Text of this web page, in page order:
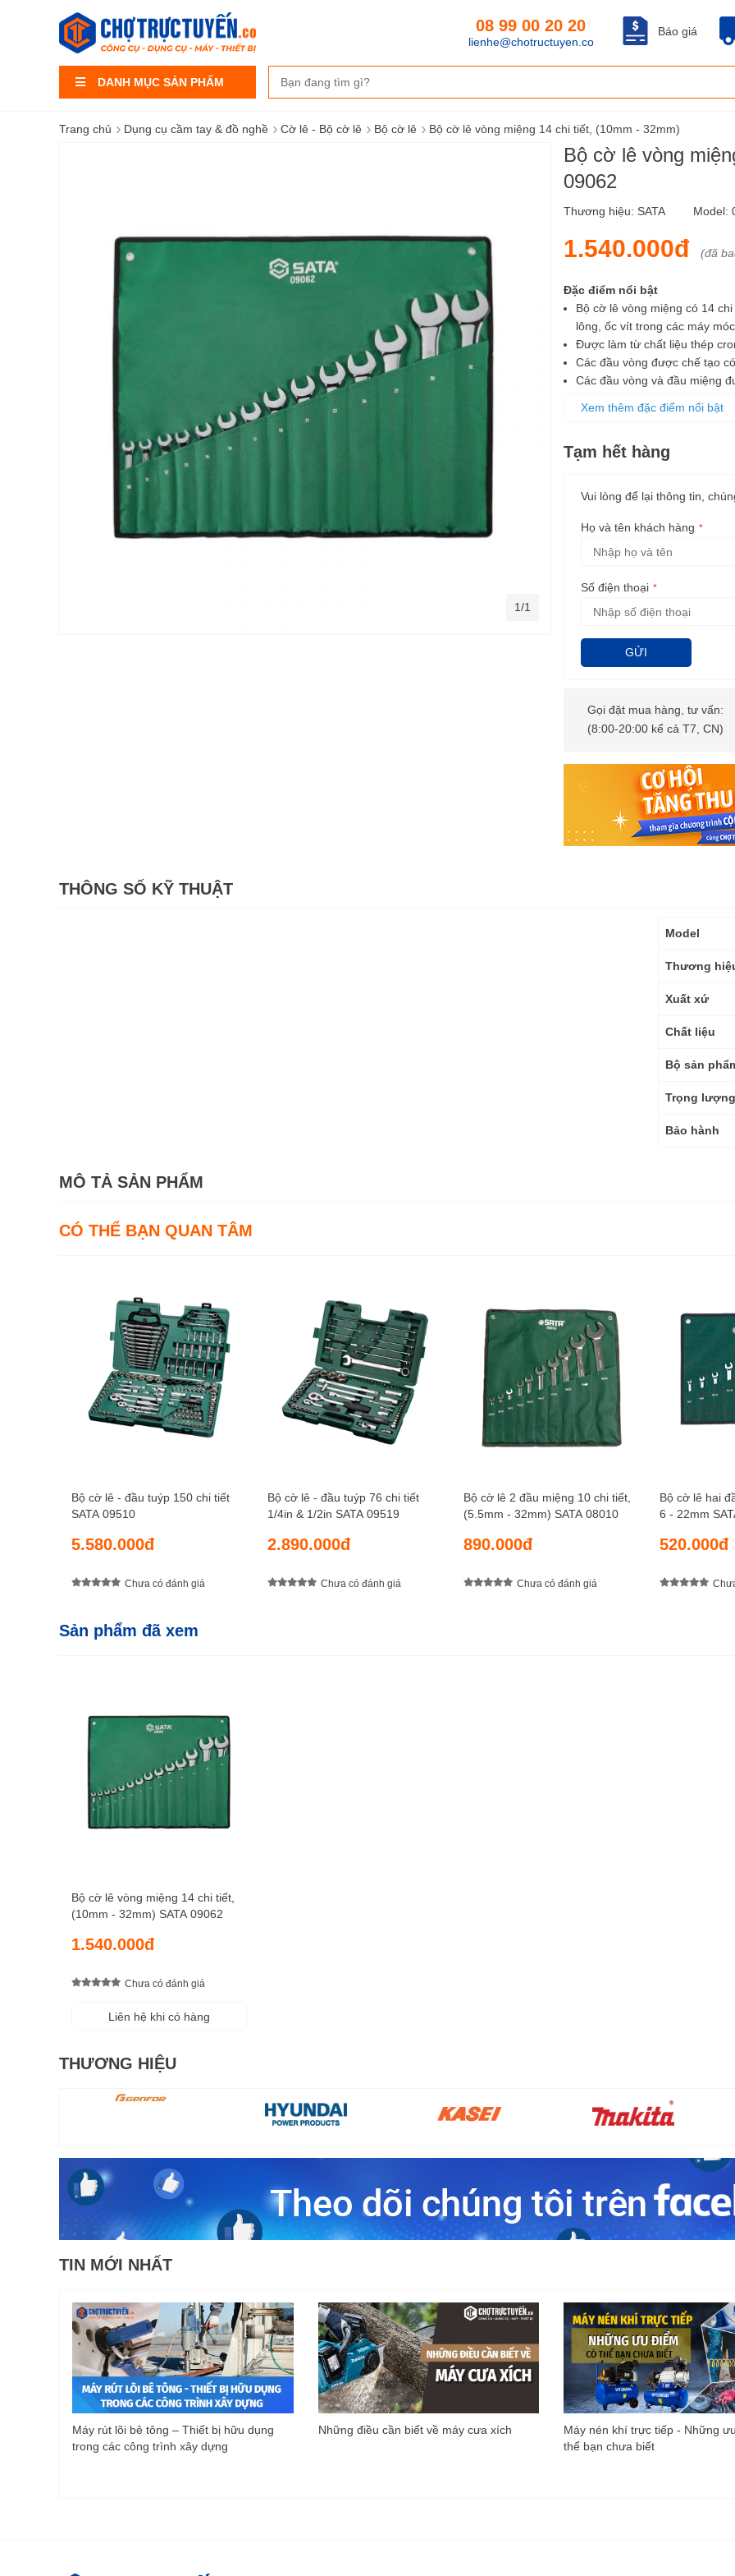
DANH MỤC SẢN PHẨM
Báo giá
08 99 00 20 20
lienhe@chotructuyen.co
Trang chủ › Dụng cụ cầm tay & đồ nghề › Cờ lê - Bộ cờ lê › Bộ cờ lê › Bộ cờ lê vòng miệng 14 chi tiết, (10mm - 32mm)
Bộ cờ lê vòng
09062
Thương hiệu: SATA Model:
1.540.000đ (đã
Đặc điểm nổi bật
Bộ cờ lê vòng miệng có 14
lông, ốc vít trong các máy
Được làm từ chất liệu thép
Các đầu vòng được chế tạo
Các đầu vòng và đầu miệng
giúp bảo quản và vận chuyển
Xem thêm đặc điểm nổi bật
Tạm hết hàng
Vui lòng để lại thông tin,
Họ và tên khách hàng
Số điện thoại
GỬI
Gọi đặt mua hàng, tư vấn:
(8:00-20:00 kể cả T7, CN)
1/1
THÔNG SỐ KỸ THUẬT
Thông
kỹ
Model
Thương
Xuất xứ
Chất liệu
Bộ sản
Trọng lượng
Bảo hành
MÔ TẢ SẢN PHẨM
CÓ THỂ BẠN QUAN TÂM
Bộ cờ lê - đầu tuýp 150 chi tiết
SATA 09510
5.580.000đ
Chưa có đánh giá
Bộ cờ lê - đầu tuýp 76 chi tiết
1/4in & 1/2in SATA 09519
2.890.000đ
Chưa có đánh giá
Bộ cờ lê 2 đầu miệng 10 chi tiết,
(5.5mm - 32mm) SATA 08010
890.000đ
Chưa có đánh giá
Bộ cờ lê hai
6 - 22mm
520.000đ
Sản phẩm đã xem
Bộ cờ lê vòng miệng 14 chi tiết,
(10mm - 32mm) SATA 09062
1.540.000đ
Chưa có đánh giá
Liên hệ khi có hàng
THƯƠNG HIỆU
TIN MỚI NHẤT
Máy rút lõi bê tông – Thiết bị hữu dụng
trong các công trình xây dựng
Những điều cần biết về máy cưa xích
Máy nén khí trực tiếp - Những
thể bạn chưa biết